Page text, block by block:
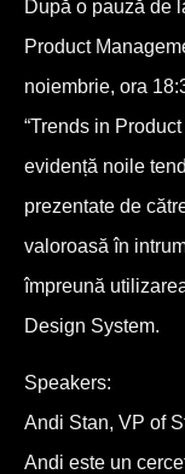
După o pauză de
Product
noiembrie, ora
“Trends in
evidență noile
prezentate de
valoroasă în
împreună
Design System.
Speakers:
Andi Stan, VP of
Andi este un